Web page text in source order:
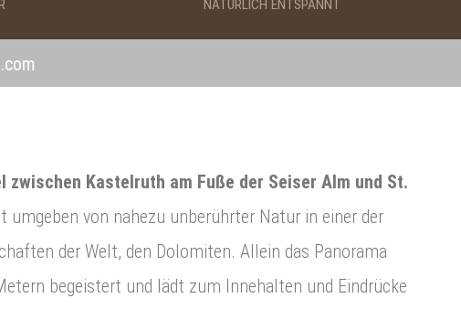
NATÜRLICH ENTSPANNT
zwischen Kastelruth am Fuße der Seiser Alm und St.
umgeben von nahezu unberührter Natur in einer der
der Welt, den Dolomiten. Allein das Panorama
begeistert und lädt zum Innehalten und Eindrücke